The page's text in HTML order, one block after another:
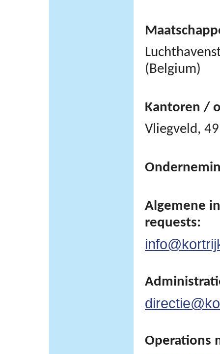
(Belgium)
Kantoren /
Vliegveld,
Algemene
requests:
Operations